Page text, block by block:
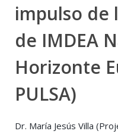
impulso de
de IMDEA
Horizonte
PULSA)
Dr. María Jesús Villa